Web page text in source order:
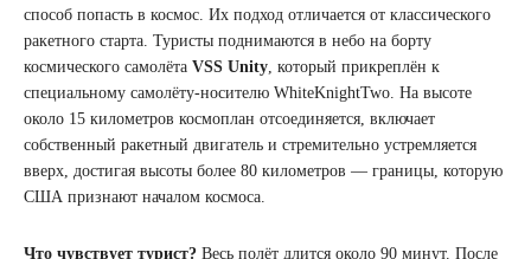
способ попасть в космос. Их подход отличается от классического
ракетного старта. Туристы поднимаются в небо на борту
космического самолёта VSS Unity , который прикреплён к
специальному самолёту-носителю WhiteKnightTwo. На высоте
около 15 километров космоплан отсоединяется, включает
собственный ракетный двигатель и стремительно устремляется
вверх, достигая высоты более 80 километров — границы, которую
США признают началом космоса.
Что чувствует турист? Весь полёт длится около 90 минут. После